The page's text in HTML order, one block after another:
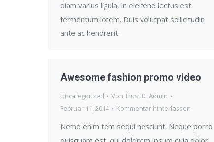
diam varius ligula, in eleifend lectus est
fermentum lorem. Duis volutpat sollicitudin
ante ac hendrerit.
Awesome fashion promo video
Uncategorized Von TrustID_Admin
Februar 11, 2014
Kommentar hinterlassen
Nemo enim tem sequi nesciunt. Neque porro
quisquam est, qui dolorem ipsum quia dolor